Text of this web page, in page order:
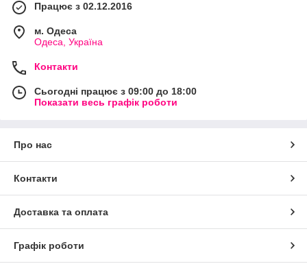
Працює з 02.12.2016
м. Одеса
Одеса, Україна
Контакти
Сьогодні працює з 09:00 до 18:00
Показати весь графік роботи
Про нас
Контакти
Доставка та оплата
Графік роботи